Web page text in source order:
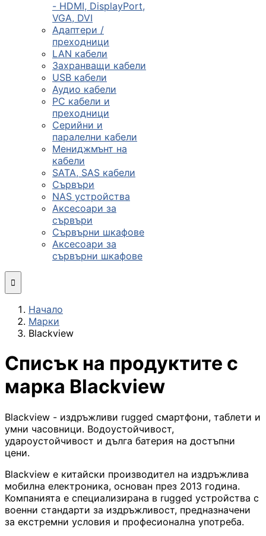
- HDMI, DisplayPort,
VGA, DVI
Адаптери /
преходници
LAN кабели
Захранващи кабели
USB кабели
Аудио кабели
PC кабели и
преходници
Серийни и
паралелни кабели
Мениджмънт на
кабели
SATA, SAS кабели
Сървъри
NAS устройства
Аксесоари за
сървъри
Сървърни шкафове
Аксесоари за
сървърни шкафове

Интерактивни
Стойки за
монитори и
телевизори
Начало
Марки
Blackview
Списък на продуктите с
марка Blackview
Blackview - издръжливи rugged смартфони, таблети и
умни часовници. Водоустойчивост,
удароустойчивост и дълга батерия на достъпни
цени.
Blackview е китайски производител на издръжлива
мобилна електроника, основан през 2013 година.
Компанията е специализирана в rugged устройства с
военни стандарти за издръжливост, предназначени
за екстремни условия и професионална употреба.